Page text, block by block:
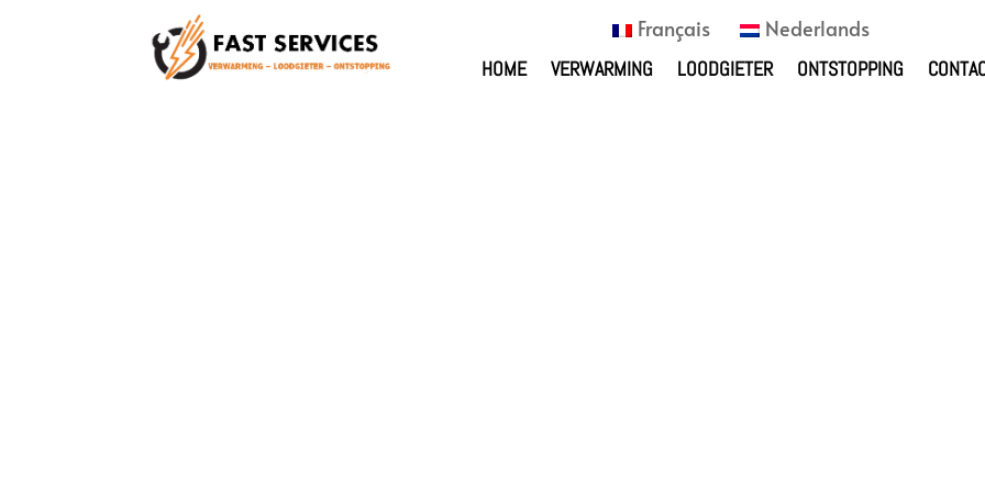
Français Nederlands
HOME VERWARMING LOODGIETER ONTSTOPPING